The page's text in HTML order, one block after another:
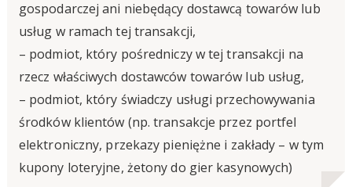
gospodarczej ani niebędący dostawcą towarów lub
usług w ramach tej transakcji,
– podmiot, który pośredniczy w tej transakcji na
rzecz właściwych dostawców towarów lub usług,
– podmiot, który świadczy usługi przechowywania
środków klientów (np. transakcje przez portfel
elektroniczny, przekazy pieniężne i zakłady – w tym
kupony loteryjne, żetony do gier kasynowych)